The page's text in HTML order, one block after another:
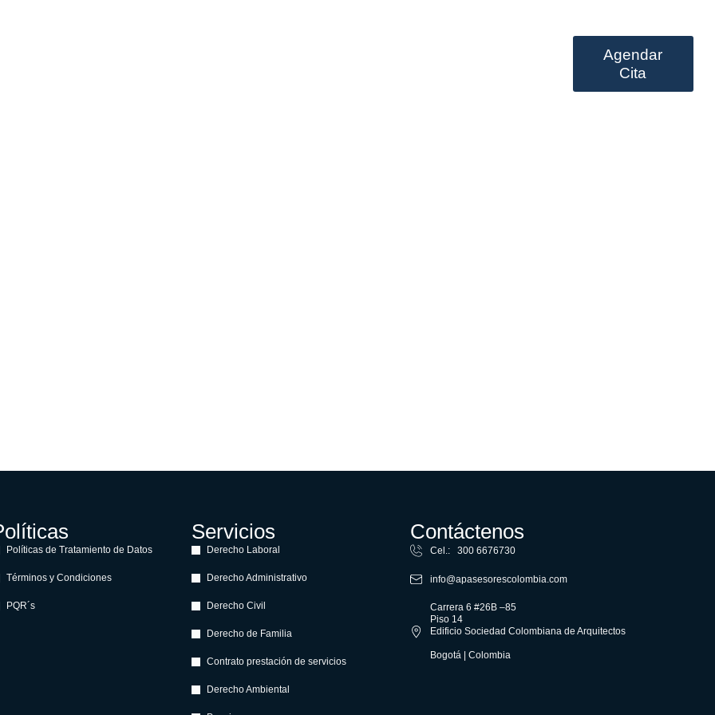
Agendar
Cita
Políticas de Tratamiento de Datos
Términos y Condiciones
PQR´s
Servicios
Derecho Laboral
Derecho Administrativo
Derecho Civil
Derecho de Familia
Contrato prestación de servicios
Derecho Ambiental
Contáctenos
Cel.: 300 6676730
info@apasesorescolombia.com
Carrera 6 #26B –85
Piso 14
Edificio Sociedad Colombiana de Arquitectos
Bogotá | Colombia